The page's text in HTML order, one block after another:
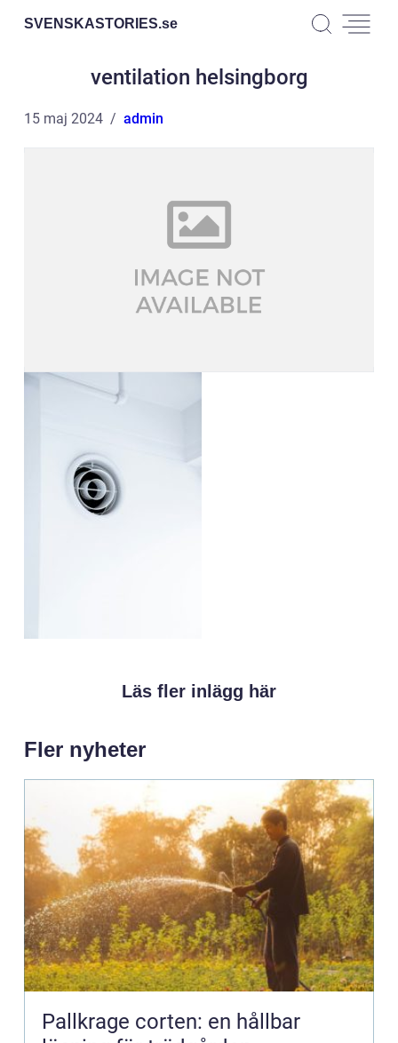
SVENSKASTORIES.se
ventilation helsingborg
15 maj 2024 admin
Läs fler inlägg här
Fler nyheter
Pallkrage corten: en hållbar